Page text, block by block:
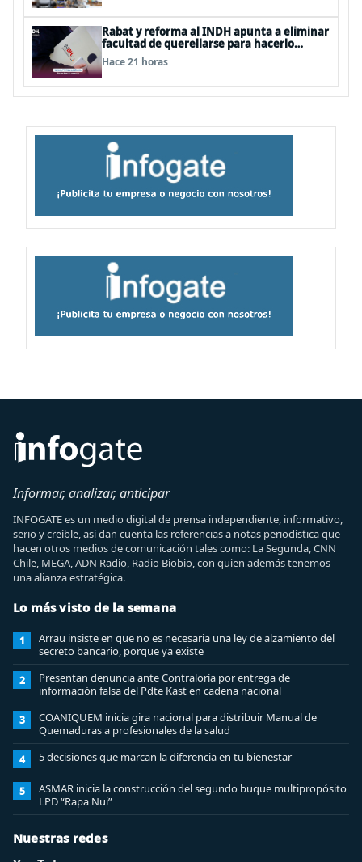
Rabat y reforma al INDH apunta a eliminar
facultad de querellarse para hacerlo
“consultivo”
Hace 21 horas
Informar, analizar, anticipar
INFOGATE es un medio digital de prensa independiente, informativo,
serio y creíble, así dan cuenta las referencias a notas periodística que
hacen otros medios de comunicación tales como: La Segunda, CNN
Chile, MEGA, ADN Radio, Radio Biobio, con quien además tenemos
una alianza estratégica.
Lo más visto de la semana
1
Arrau insiste en que no es necesaria una ley de alzamiento del
secreto bancario, porque ya existe
2
Presentan denuncia ante Contraloría por entrega de
información falsa del Pdte Kast en cadena nacional
3
COANIQUEM inicia gira nacional para distribuir Manual de
Quemaduras a profesionales de la salud
4 5 decisiones que marcan la diferencia en tu bienestar
5
ASMAR inicia la construcción del segundo buque multipropósito
LPD “Rapa Nui”
Nuestras redes